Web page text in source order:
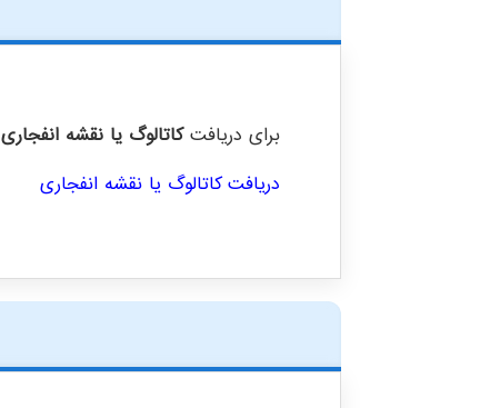
برای دریافتکاتالوگ یا نقشه انفجاری
دریافت کاتالوگ یا نقشه انفجاری